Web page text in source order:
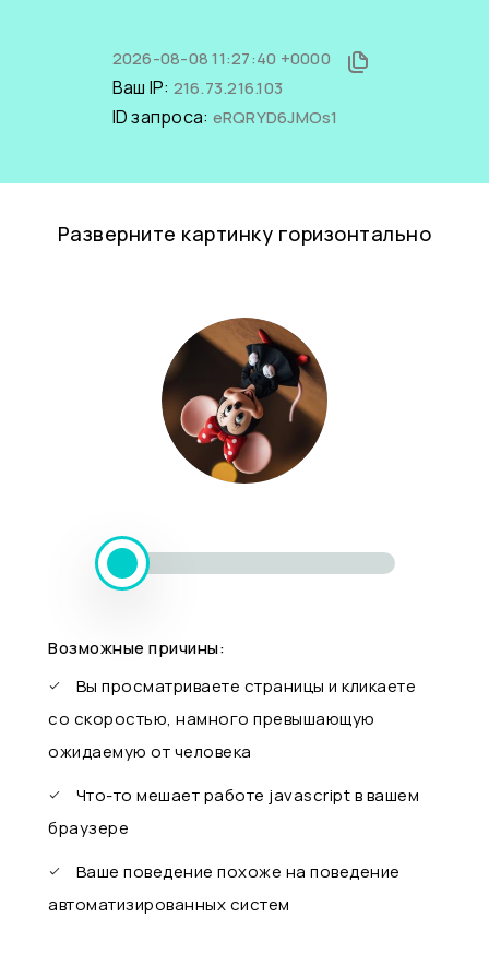
2026-08-08 11:27:40 +0000
Ваш IP: 216.73.216.103
ID запроса: eRQRYD6JMOs1
Разверните картинку горизонтально
Возможные причины:
Вы просматриваете страницы и кликаете
со скоростью, намного превышающую
ожидаемую от человека
Что-то мешает работе javascript в вашем
браузере
Ваше поведение похоже на поведение
автоматизированных систем